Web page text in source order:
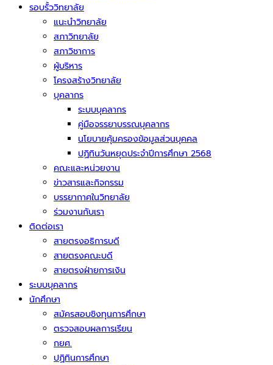
รอบรั้ววิทยาลัย
แนะนำวิทยาลัย
สภาวิทยาลัย
สภาวิชาการ
ผู้บริหาร
โครงสร้างวิทยาลัย
บุคลากร
ระบบบุคลากร
คู่มือจรรยาบรรณบุคลากร
นโยบายคุ้มครองข้อมูลส่วนบุคคล
ปฏิทินวันหยุดประจำปีการศึกษา 2568
คณะและหน่วยงาน
ข่าวสารและกิจกรรม
บรรยากาศในวิทยาลัย
ร่วมงานกับเรา
ติดต่อเรา
สายตรงอธิการบดี
สายตรงคณะบดี
สายตรงฝ่ายการเงิน
ระบบบุคลากร
นักศึกษา
สมัครสอบชิงทุนการศึกษา
ตรวจสอบผลการเรียน
กยศ.
ปฏิทินการศึกษา